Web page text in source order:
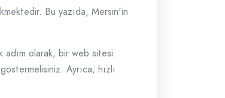
Bu yazıda, Mersin'in
adım olarak, bir web sitesi
Ayrıca, hızlı